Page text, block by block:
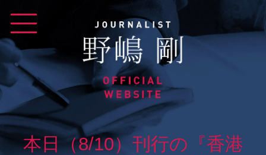
content
本日（8/10）刊行の『香港